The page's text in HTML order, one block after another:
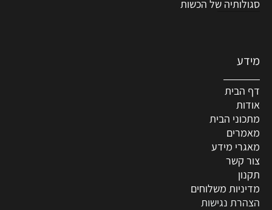
סגולותיה של הכשות
מידע
דף הבית
אודות
מתכוני הבית
מאמרים
מאגרי מידע
צור קשר
תקנון
מדיניות משלוחים
הצהרת נגישות